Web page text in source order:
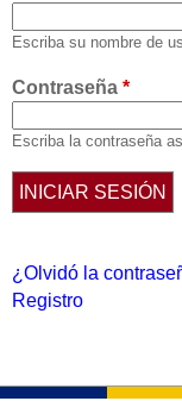
Escriba su nombre de
Contraseña *
Escriba la contraseña
¿Olvidó la
Registro